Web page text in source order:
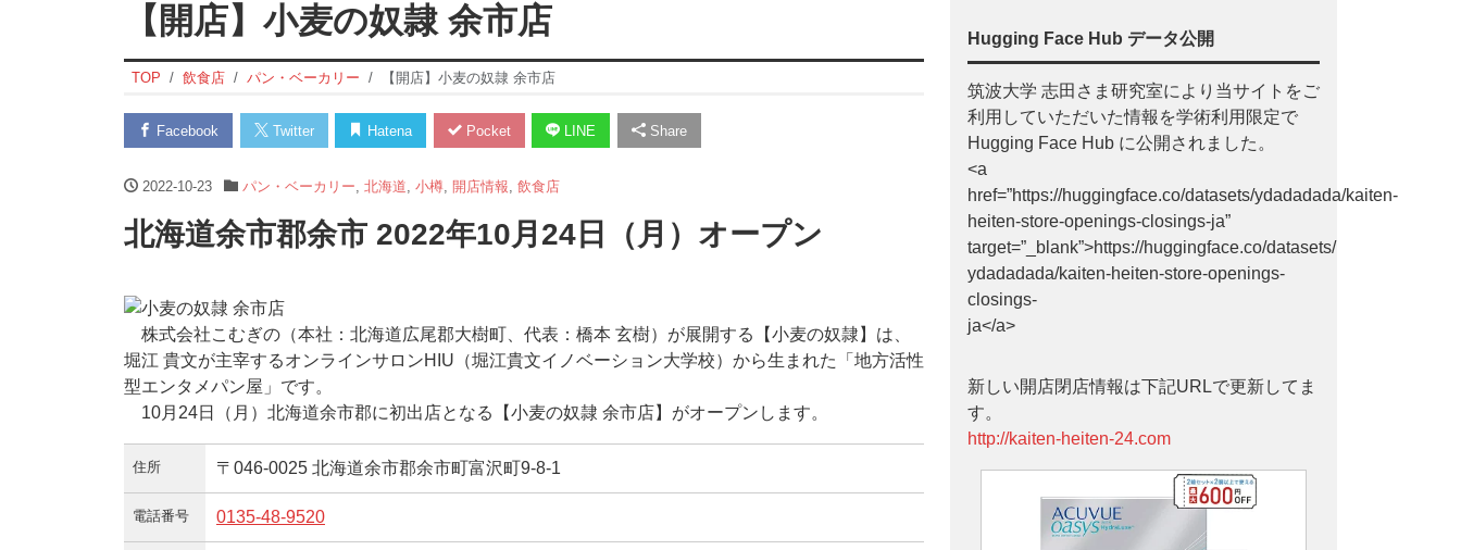
【開店】小麦の奴隷 余市店
TOP 飲食店 パン・ベーカリー 【開店】小麦の奴隷 余市店
Facebook Twitter Hatena Pocket LINE Share
2022-10-23 パン・ベーカリー 北海道 小樽, 開店情報 飲食店
北海道余市郡余市 2022年10月24日（月）オープン
株式会社こむぎの（本社：北海道広尾郡大樹町、代表：橋本 玄樹）が展開する【小麦の奴隷】は、
堀江 貴文が主宰するオンラインサロンHIU（堀江貴文イノベーション大学校）から生まれた「地方活性
型エンタメパン屋」です。
10月24日（月）北海道余市郡に初出店となる【小麦の奴隷 余市店】がオープンします。
住所 〒046-0025 北海道余市郡余市町富沢町9-8-1
電話番号 0135-48-9520
Hugging Face Hub データ公開
筑波大学 志田さま研究室により当サイトをご
利用していただいた情報を学術利用限定で
Hugging Face Hub に公開されました。
<a
href=”https://huggingface.co/datasets/ydadadada/kaiten-
heiten-store-openings-closings-ja”
target=”_blank”>https://huggingface.co/datasets/
ydadadada/kaiten-heiten-store-openings-
closings-
ja</a>
新しい開店閉店情報は下記URLで更新してま
す。
http://kaiten-heiten-24.com